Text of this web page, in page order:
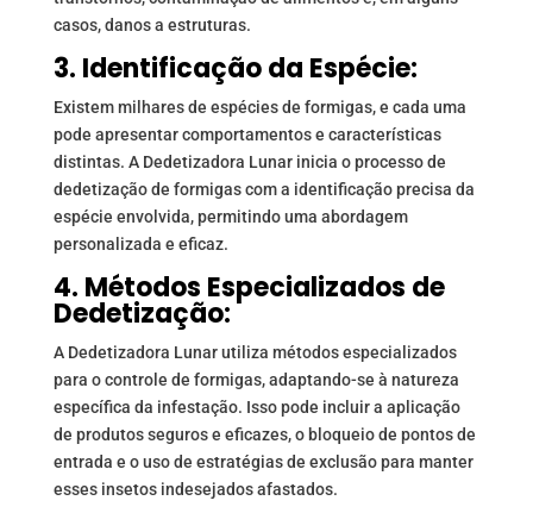
casos, danos a estruturas.
3. Identificação da Espécie:
Existem milhares de espécies de formigas, e cada uma
pode apresentar comportamentos e características
distintas. A Dedetizadora Lunar inicia o processo de
dedetização de formigas com a identificação precisa da
espécie envolvida, permitindo uma abordagem
personalizada e eficaz.
4. Métodos Especializados de
Dedetização:
A Dedetizadora Lunar utiliza métodos especializados
para o controle de formigas, adaptando-se à natureza
específica da infestação. Isso pode incluir a aplicação
de produtos seguros e eficazes, o bloqueio de pontos de
entrada e o uso de estratégias de exclusão para manter
esses insetos indesejados afastados.